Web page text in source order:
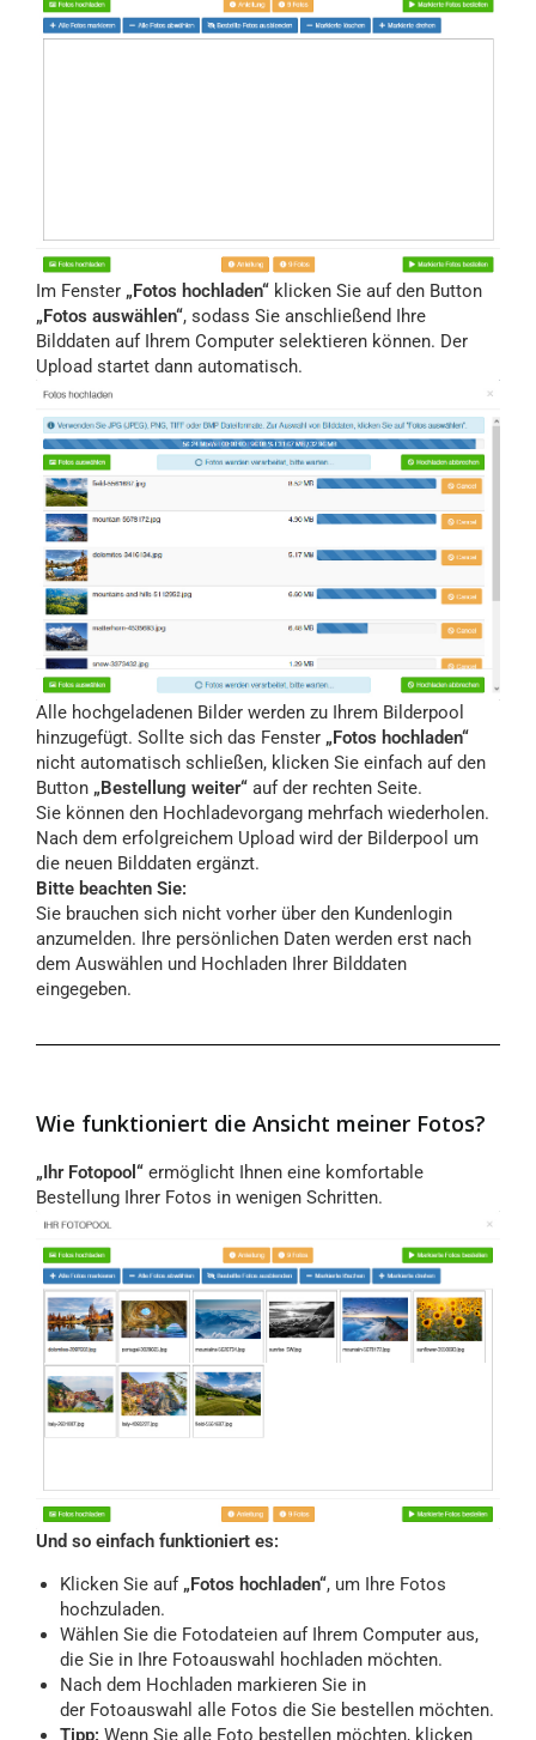
Im Fenster „Fotos hochladen“ klicken Sie auf den Button
„Fotos auswählen“, sodass Sie anschließend Ihre
Bilddaten auf Ihrem Computer selektieren können. Der
Upload startet dann automatisch.
Alle hochgeladenen Bilder werden zu Ihrem Bilderpool
hinzugefügt. Sollte sich das Fenster „Fotos hochladen“
nicht automatisch schließen, klicken Sie einfach auf den
Button „Bestellung weiter“ auf der rechten Seite.
Sie können den Hochladevorgang mehrfach wiederholen.
Nach dem erfolgreichem Upload wird der Bilderpool um
die neuen Bilddaten ergänzt.
Bitte beachten Sie:
Sie brauchen sich nicht vorher über den Kundenlogin
anzumelden. Ihre persönlichen Daten werden erst nach
dem Auswählen und Hochladen Ihrer Bilddaten
eingegeben.
Wie funktioniert die Ansicht meiner Fotos?
„Ihr Fotopool“ ermöglicht Ihnen eine komfortable
Bestellung Ihrer Fotos in wenigen Schritten.
Und so einfach funktioniert es:
Klicken Sie auf „Fotos hochladen“, um Ihre Fotos
hochzuladen.
Wählen Sie die Fotodateien auf Ihrem Computer aus,
die Sie in Ihre Fotoauswahl hochladen möchten.
Nach dem Hochladen markieren Sie in
der Fotoauswahl alle Fotos die Sie bestellen möchten.
Tipp: Wenn Sie alle Foto bestellen möchten, klicken